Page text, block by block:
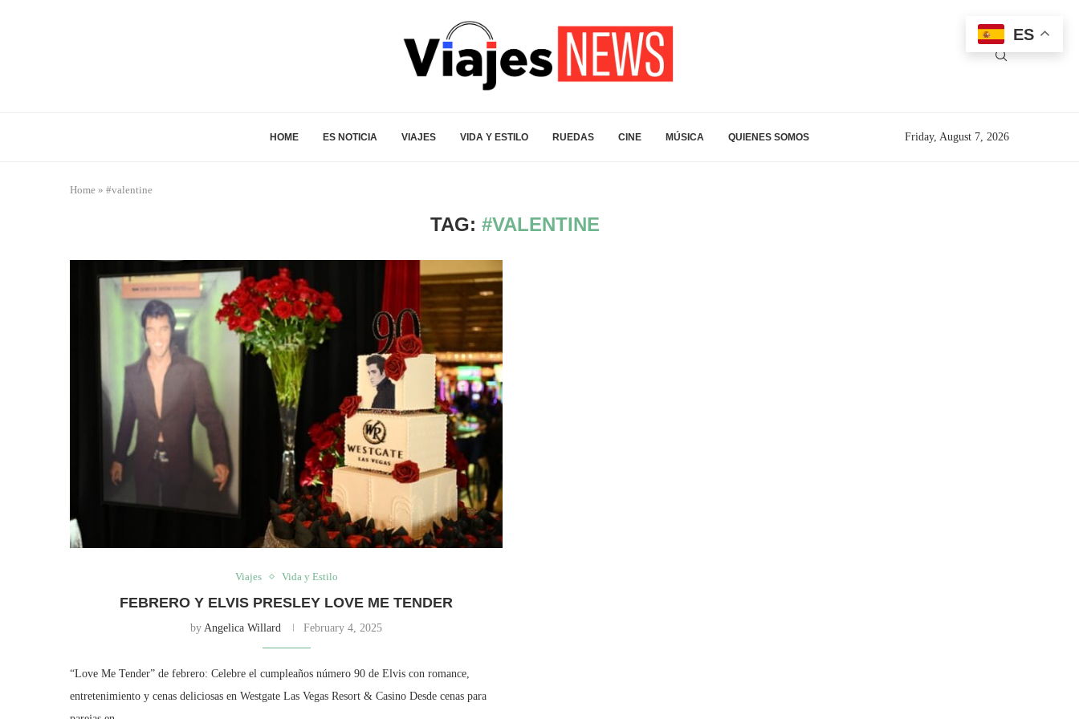
HOME ES NOTICIA VIAJES VIDA Y ESTILO RUEDAS CINE MÚSICA QUIENES SOMOS Friday, August 7, 2026
Home » #valentine
TAG: #VALENTINE
Viajes Vida y Estilo
FEBRERO Y ELVIS PRESLEY LOVE ME TENDER
byAngelica Willard February 4, 2025
“Love Me Tender” de febrero: Celebre el cumpleaños número 90 de Elvis con romance,
entretenimiento y cenas deliciosas en Westgate Las Vegas Resort & Casino Desde cenas para
ES